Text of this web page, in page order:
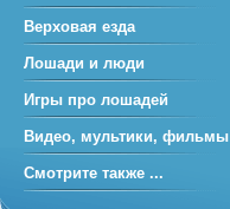
Верховая езда
Лошади и люди
Игры про лошадей
Видео, мультики, фильмы
Смотрите также ...